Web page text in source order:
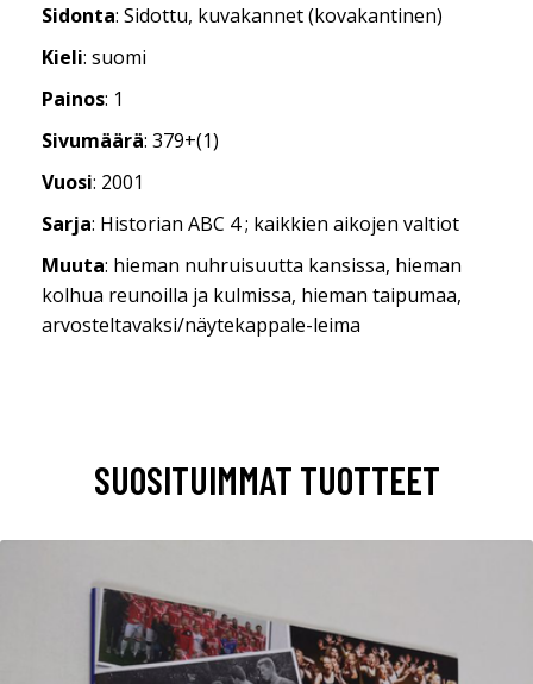
Sidonta: Sidottu, kuvakannet (kovakantinen)
Kieli: suomi
Painos: 1
Sivumäärä: 379+(1)
Vuosi: 2001
Sarja: Historian ABC 4 ; kaikkien aikojen valtiot
Muuta: hieman nuhruisuutta kansissa, hieman
kolhua reunoilla ja kulmissa, hieman taipumaa,
arvosteltavaksi/näytekappale-leima
SUOSITUIMMAT TUOTTEET